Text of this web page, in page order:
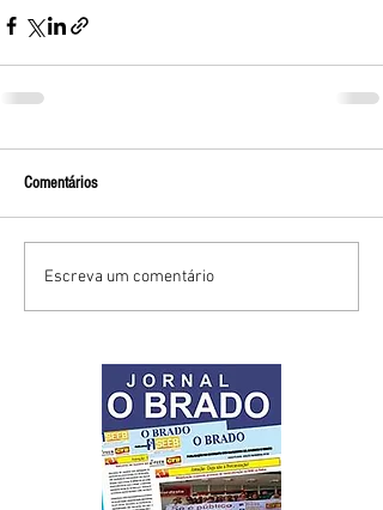
Comentários
Escreva um comentário